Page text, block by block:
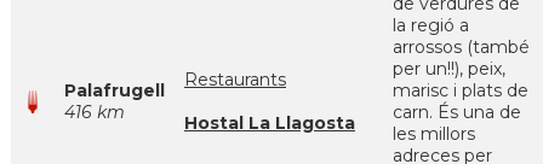
Palafrugell
416 km
Restaurants
Hostal La Llagosta
la regió a
arrossos (també
per un!!), peix,
marisc i plats de
carn. És una de
les millors
adreces per